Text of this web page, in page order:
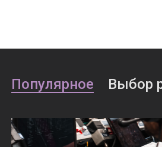
Популярное Выбор